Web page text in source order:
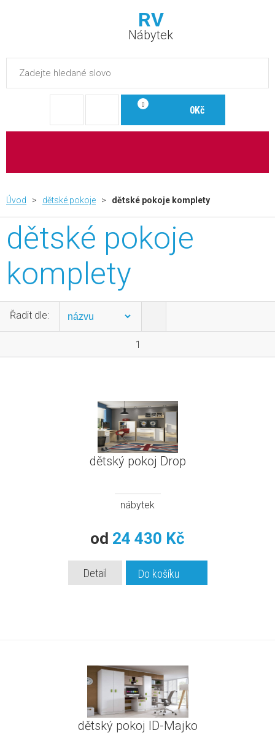
RV
Nábytek
0 0Kč
Úvod > dětské pokoje > dětské pokoje komplety
dětské pokoje
komplety
Řadit dle:
1
dětský pokoj Drop
nábytek
od 24 430 Kč
Detail Do košíku
dětský pokoj ID-Majko